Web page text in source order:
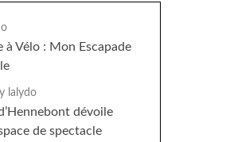
à Vélo : Mon Escapade
lalydo
dévoile
de spectacle